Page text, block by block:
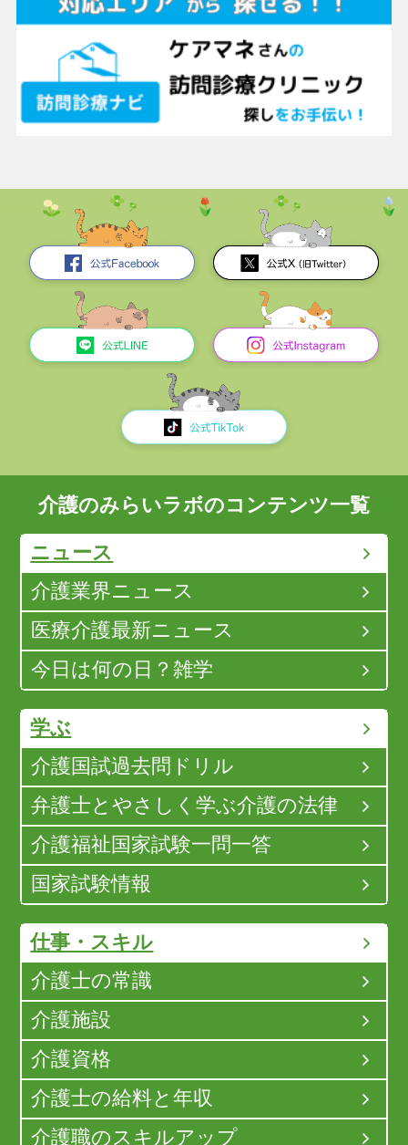
介護のみらいラボのコンテンツ一覧
ニュース
介護業界ニュース
医療介護最新ニュース
今日は何の日？雑学
学ぶ
介護国試過去問ドリル
弁護士とやさしく学ぶ介護の法律
介護福祉国家試験一問一答
国家試験情報
仕事・スキル
介護士の常識
介護施設
介護資格
介護士の給料と年収
介護職のスキルアップ